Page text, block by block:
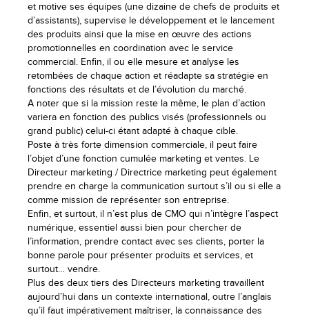
et motive ses équipes (une dizaine de chefs de produits et
d’assistants), supervise le développement et le lancement
des produits ainsi que la mise en œuvre des actions
promotionnelles en coordination avec le service
commercial. Enfin, il ou elle mesure et analyse les
retombées de chaque action et réadapte sa stratégie en
fonctions des résultats et de l’évolution du marché.
A noter que si la mission reste la même, le plan d’action
variera en fonction des publics visés (professionnels ou
grand public) celui-ci étant adapté à chaque cible.
Poste à très forte dimension commerciale, il peut faire
l’objet d’une fonction cumulée marketing et ventes. Le
Directeur marketing / Directrice marketing peut également
prendre en charge la communication surtout s’il ou si elle a
comme mission de représenter son entreprise.
Enfin, et surtout, il n’est plus de CMO qui n’intègre l’aspect
numérique, essentiel aussi bien pour chercher de
l’information, prendre contact avec ses clients, porter la
bonne parole pour présenter produits et services, et
surtout… vendre.
Plus des deux tiers des Directeurs marketing travaillent
aujourd’hui dans un contexte international, outre l’anglais
qu’il faut impérativement maîtriser, la connaissance des